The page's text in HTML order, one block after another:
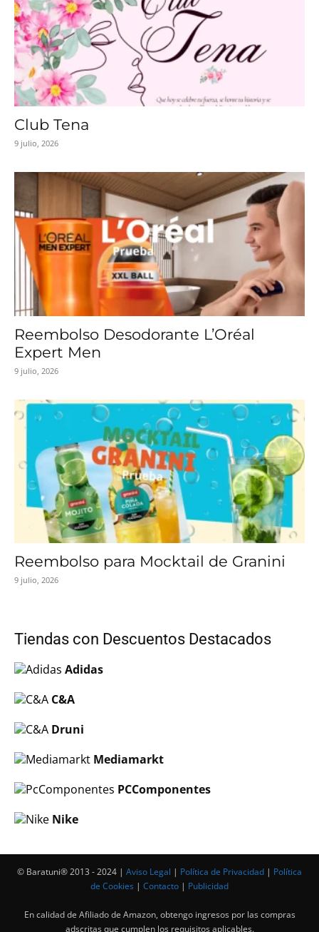
Club Tena
9 julio, 2026
Reembolso Desodorante L’Oréal
Expert Men
9 julio, 2026
Reembolso para Mocktail de Granini
9 julio, 2026
Tiendas con Descuentos Destacados
Adidas
C&A
Druni
Mediamarkt
PCComponentes
Nike
© Baratuni®‎ 2013 - 2024 | Aviso Legal | Política de Privacidad | Política
de Cookies | Contacto | Publicidad
En calidad de Afiliado de Amazon, obtengo ingresos por las compras
adscritas que cumplen los requisitos aplicables.